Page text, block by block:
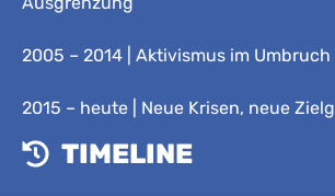
2005 – 2014 | Aktivismus im Umbruch
2015 – heute | Neue Krisen, neue
TIMELINE